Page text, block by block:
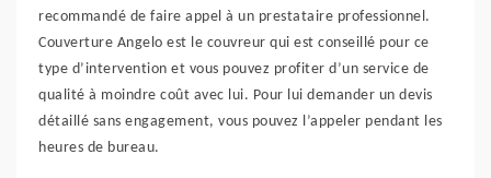
recommandé de faire appel à un prestataire professionnel.
Couverture Angelo est le couvreur qui est conseillé pour ce
type d’intervention et vous pouvez profiter d’un service de
qualité à moindre coût avec lui. Pour lui demander un devis
détaillé sans engagement, vous pouvez l’appeler pendant les
heures de bureau.